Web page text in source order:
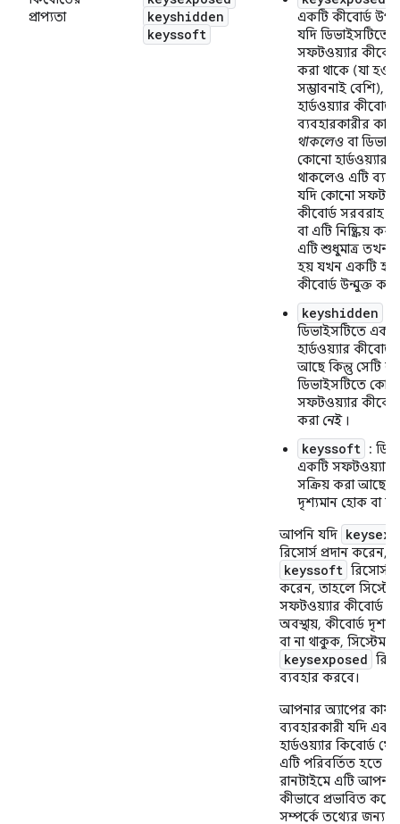
প্রাপ্যতা
keyshidden
keyssoft
একটি কীবোর্ড
যদি ডিভাইসটিতে
সফটওয়্যার
করা থাকে (যা
সম্ভাবনাই বেশি),
হার্ডওয়্যার কীবোর্ড
ব্যবহারকারীর
থাকলেও বা
কোনো হার্ডওয়্যার
থাকলেও এটি
যদি কোনো
কীবোর্ড সরবরাহ
বা এটি নিষ্ক্রিয়
এটি শুধুমাত্র
হয় যখন একটি
কীবোর্ড উন্মুক্ত
keyshidden
ডিভাইসটিতে একটি
হার্ডওয়্যার
আছে কিন্তু সেটি
ডিভাইসটিতে
সফটওয়্যার
করা নেই।
keyssoft :
একটি সফটওয়্যার
সক্রিয় করা আছে,
দৃশ্যমান হোক বা
আপনি যদি
রিসোর্স প্রদান করেন,
keyssoft রিসোর্স
করেন, তাহলে
সফটওয়্যার কীবোর্ড
অবস্থায়, কীবোর্ড
বা না থাকুক, সিস্টেমটি
keysexposed
ব্যবহার করবে।
আপনার অ্যাপের
ব্যবহারকারী যদি
হার্ডওয়্যার কিবোর্ড
এটি পরিবর্তিত হতে
রানটাইমে এটি
কীভাবে প্রভাবিত
সম্পর্কে তথ্যের জন্য